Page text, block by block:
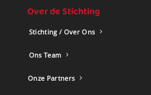
Over de Stichting
Stichting / Over Ons
Ons Team
Onze Partners